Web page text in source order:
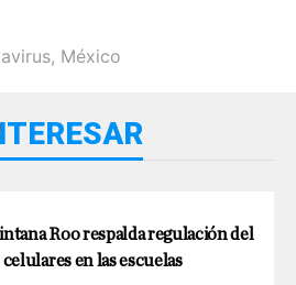
, México
Roo respalda regulación del
celulares en las escuelas